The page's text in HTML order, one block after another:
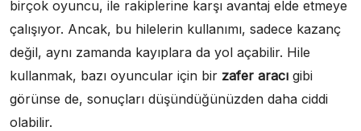
birçok oyuncu, ile rakiplerine karşı avantaj elde etmeye
çalışıyor. Ancak, bu hilelerin kullanımı, sadece kazanç
değil, aynı zamanda kayıplara da yol açabilir. Hile
kullanmak, bazı oyuncular için bir zafer aracı gibi
görünse de, sonuçları düşündüğünüzden daha ciddi
olabilir.